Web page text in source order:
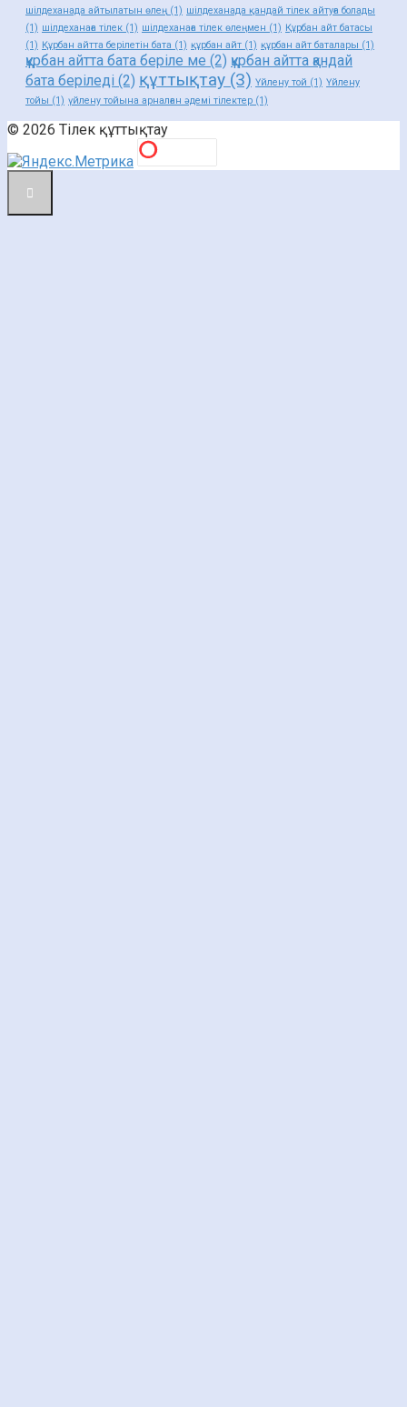
шілдеханада айтылатын өлең (1) шілдеханада қандай тілек айтуға болады
(1) шілдеханаға тілек (1) шілдеханаға тілек өлеңмен (1) Құрбан айт батасы
(1) Құрбан айтта берілетін бата (1) құрбан айт (1) құрбан айт баталары (1)
құрбан айтта бата беріле ме (2) құрбан айтта қандай
бата беріледі (2) құттықтау (3) Үйлену той (1) Үйлену
тойы (1) үйлену тойына арналған әдемі тілектер (1)
© 2026 Тілек құттықтау